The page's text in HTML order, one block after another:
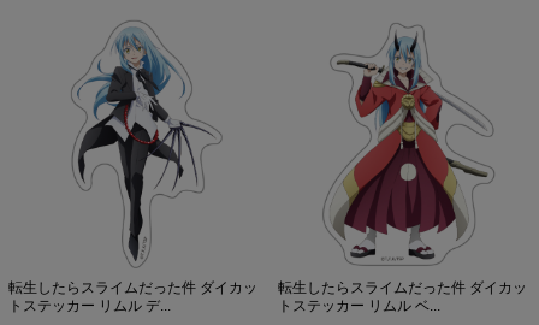
転生したらスライムだった件 ダイカッ
トステッカー リムル デ...
転生したらスライムだった件 ダイカッ
トステッカー リムル ベ...